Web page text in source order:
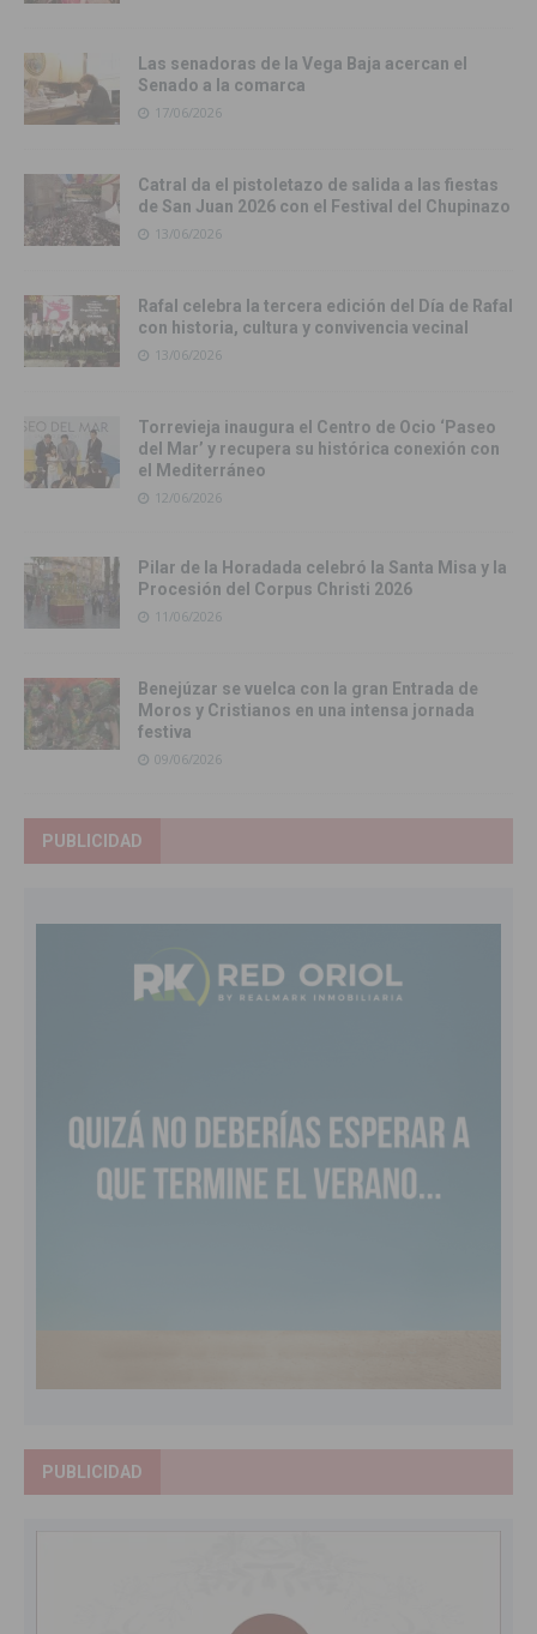
Las senadoras de la Vega Baja acercan el
Senado a la comarca
17/06/2026
Catral da el pistoletazo de salida a las fiestas
de San Juan 2026 con el Festival del Chupinazo
13/06/2026
Rafal celebra la tercera edición del Día de Rafal
con historia, cultura y convivencia vecinal
13/06/2026
Torrevieja inaugura el Centro de Ocio ‘Paseo
del Mar’ y recupera su histórica conexión con
el Mediterráneo
12/06/2026
Pilar de la Horadada celebró la Santa Misa y la
Procesión del Corpus Christi 2026
11/06/2026
Benejúzar se vuelca con la gran Entrada de
Moros y Cristianos en una intensa jornada
festiva
09/06/2026
PUBLICIDAD
PUBLICIDAD